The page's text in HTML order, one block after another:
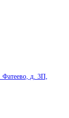
Фатеево, д. 3П,